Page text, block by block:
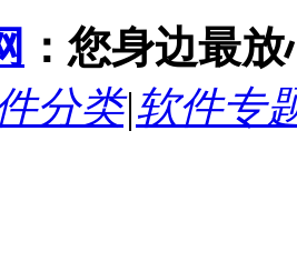
：您身边最
分类|软件专